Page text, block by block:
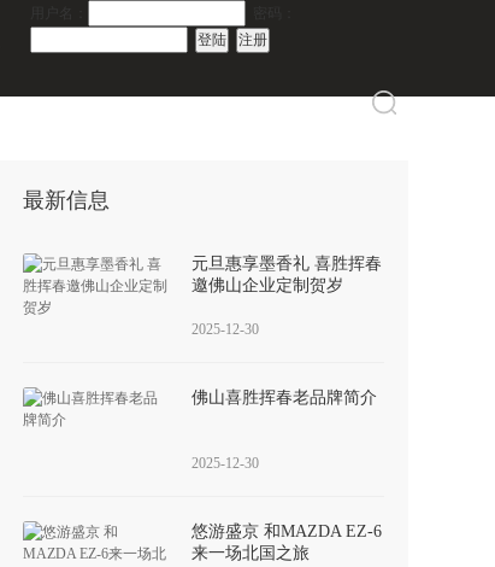
最新信息
元旦惠享墨香礼 喜胜挥春
邀佛山企业定制贺岁
2025-12-30
佛山喜胜挥春老品牌简介
2025-12-30
悠游盛京 和MAZDA EZ-6
来一场北国之旅